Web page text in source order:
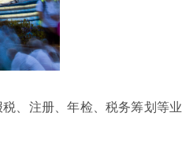
、注册、年检、税务筹划等业